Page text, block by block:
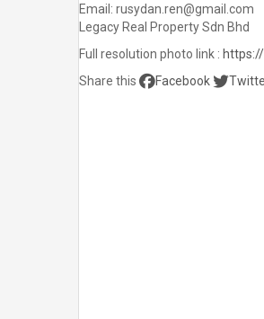
Email: rusydan.ren@gmail.com
Legacy Real Property Sdn Bhd
Full resolution photo link :
Share this
Facebook